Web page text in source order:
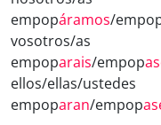
empopáramos/
vosotros/as
empoparais/empop
ellos/ellas/ustedes
empoparan/empop